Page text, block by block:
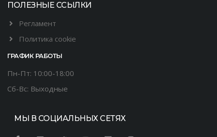
ПОЛЕЗНЫЕ ССЫЛКИ
Регламент
Политика cookie
ГРАФИК РАБОТЫ
Пн-Пт: 10:00-18:00
Сб-Вс: Выходные
МЫ В СОЦИАЛЬНЫХ СЕТЯХ